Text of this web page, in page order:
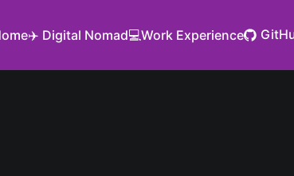
✈️ Digital Nomad💻Work Experience